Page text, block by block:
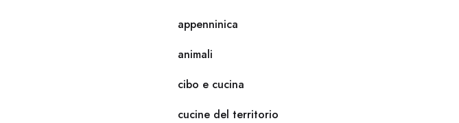
appenninica
animali
cibo e cucina
cucine del territorio